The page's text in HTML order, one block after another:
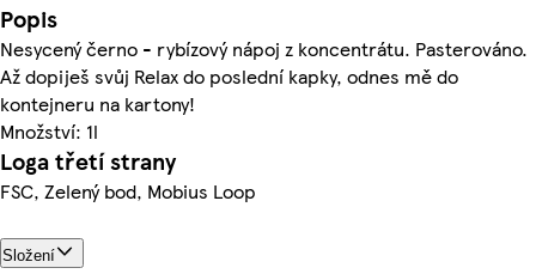
Popis
Nesycený černo - rybízový nápoj z koncentrátu. Pasterováno.
Až dopiješ svůj Relax do poslední kapky, odnes mě do
kontejneru na kartony!
Množství: 1l
Loga třetí strany
FSC, Zelený bod, Mobius Loop
Složení